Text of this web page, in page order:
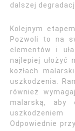
dalszej
Kolejnym
Pozwoli to na
elementów i
najlepiej ułożyć
kozłach
uszkodzenia.
również
malarską, aby
Odpowiednie